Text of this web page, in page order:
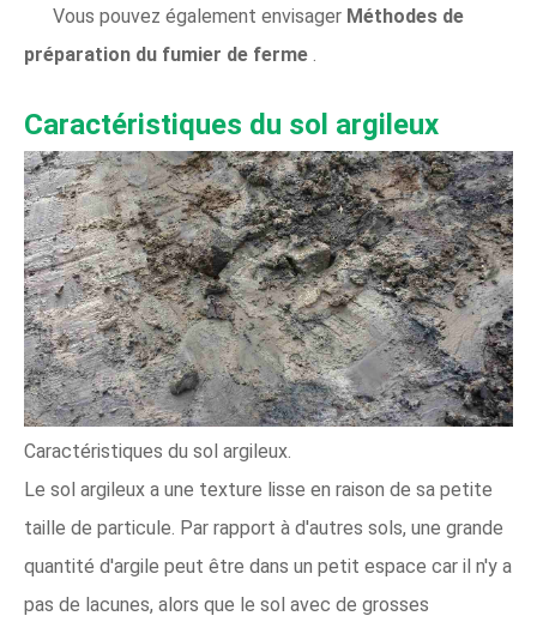
Vous pouvez également envisager Méthodes de
préparation du fumier de ferme .
Caractéristiques du sol argileux
Caractéristiques du sol argileux.
Le sol argileux a une texture lisse en raison de sa petite
taille de particule. Par rapport à d'autres sols, une grande
quantité d'argile peut être dans un petit espace car il n'y a
pas de lacunes, alors que le sol avec de grosses